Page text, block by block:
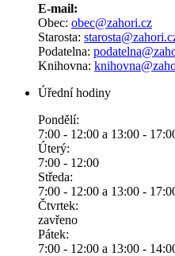
E-mail:
Obec: obec@zahori.cz
Starosta:
Podatelna:
Knihovna:
Úřední hodiny
Pondělí:
7:00 - 12:00 a 13:00 -
Úterý:
7:00 - 12:00
Středa:
7:00 - 12:00 a 13:00 -
Čtvrtek:
zavřeno
Pátek:
7:00 - 12:00 a 13:00 -